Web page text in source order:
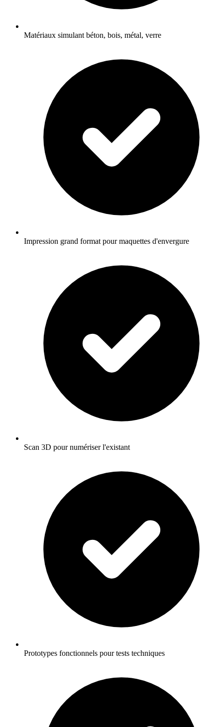
Matériaux simulant béton, bois, métal, verre
Impression grand format pour maquettes d'envergure
Scan 3D pour numériser l'existant
Prototypes fonctionnels pour tests techniques